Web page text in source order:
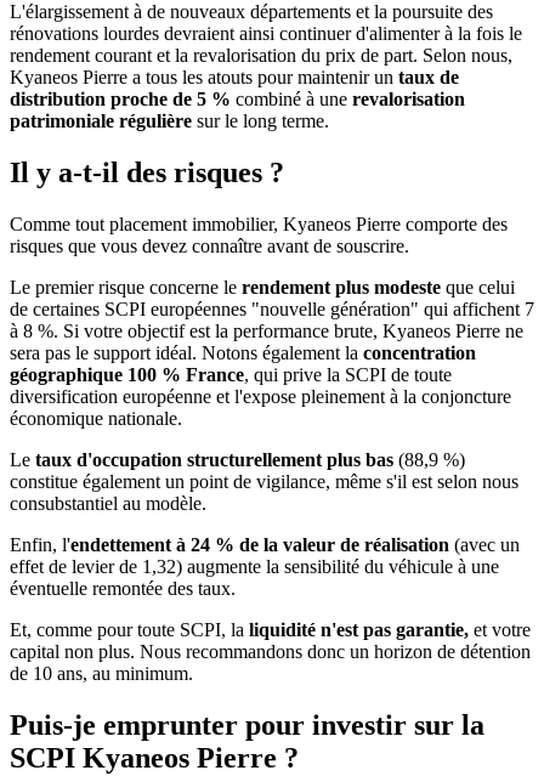
L'élargissement à de nouveaux départements et la poursuite des
rénovations lourdes devraient ainsi continuer d'alimenter à la fois le
rendement courant et la revalorisation du prix de part. Selon nous,
Kyaneos Pierre a tous les atouts pour maintenir un taux de
distribution proche de 5 % combiné à une revalorisation
patrimoniale régulière sur le long terme.
Il y a-t-il des risques ?
Comme tout placement immobilier, Kyaneos Pierre comporte des
risques que vous devez connaître avant de souscrire.
Le premier risque concerne le rendement plus modeste que celui
de certaines SCPI européennes "nouvelle génération" qui affichent 7
à 8 %. Si votre objectif est la performance brute, Kyaneos Pierre ne
sera pas le support idéal. Notons également la concentration
géographique 100 % France, qui prive la SCPI de toute
diversification européenne et l'expose pleinement à la conjoncture
économique nationale.
Le taux d'occupation structurellement plus bas (88,9 %)
constitue également un point de vigilance, même s'il est selon nous
consubstantiel au modèle.
Enfin, l'endettement à 24 % de la valeur de réalisation (avec un
effet de levier de 1,32) augmente la sensibilité du véhicule à une
éventuelle remontée des taux.
Et, comme pour toute SCPI, la liquidité n'est pas garantie, et votre
capital non plus. Nous recommandons donc un horizon de détention
de 10 ans, au minimum.
Puis-je emprunter pour investir sur la
SCPI Kyaneos Pierre ?